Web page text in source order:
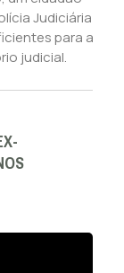
Judiciária
para a
judicial.